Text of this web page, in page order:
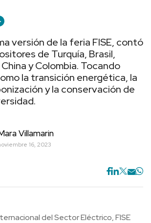
versión de la feria FISE, contó
de Turquía, Brasil,
y Colombia. Tocando
la transición energética, la
y la conservación de
Villamarin
16, 2023
del Sector Eléctrico, FISE